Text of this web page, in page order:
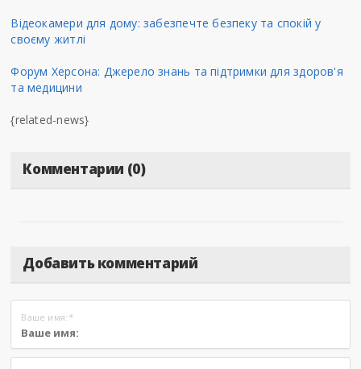
Відеокамери для дому: забезпечте безпеку та спокій у
своєму житлі
Форум Херсона: Джерело знань та підтримки для здоров'я
та медицини
{related-news}
Комментарии (0)
Добавить комментарий
Ваше имя: *